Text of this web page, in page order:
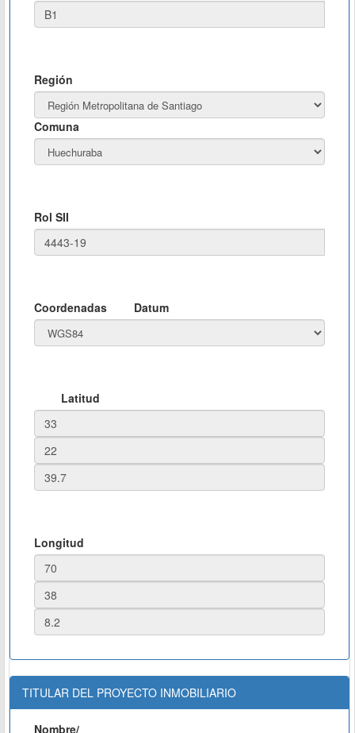
Región
Comuna
Rol SII
Coordenadas Datum
Latitud
Longitud
TITULAR DEL PROYECTO INMOBILIARIO
Nombre/